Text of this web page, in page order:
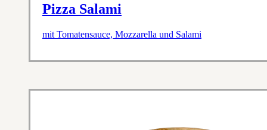
Pizza Salami
mit Tomatensauce, Mozzarella und Salami